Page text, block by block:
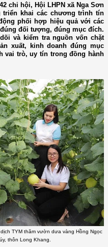
chi hội, Hội LHPN xã Nga Sơn
khai các chương trình tín
phối hợp hiệu quả với các
đối tượng, đúng mục đích.
và kiểm tra nguồn vốn chặt
xuất, kinh doanh đúng mục
vai trò, uy tín trong đồng hành
TYM thăm vườn dưa vàng Hồng Ngọc
thôn Long Khang.